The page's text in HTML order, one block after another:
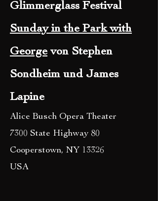
Glimmerglass Festival
Sunday in the Park with
George von Stephen
Sondheim und James
Lapine
Alice Busch Opera Theater
7300 State Highway 80
Cooperstown, NY 13326
USA